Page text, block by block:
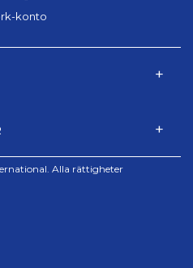
konto
Alla rättigheter